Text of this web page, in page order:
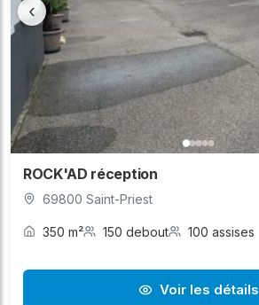
‹
ROCK'AD réception
69800 Saint-Priest
350 m² 150 debout 100 assises
Voir les détails